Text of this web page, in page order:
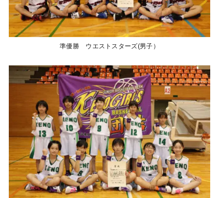
準優勝 ウエストスターズ(男子）